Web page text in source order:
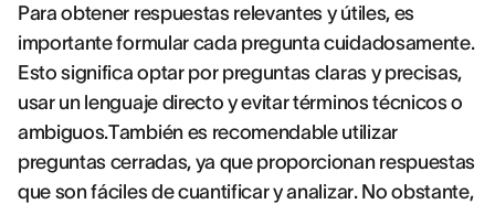
Para obtener respuestas relevantes y útiles, es
importante formular cada pregunta cuidadosamente.
Esto significa optar por preguntas claras y precisas,
usar un lenguaje directo y evitar términos técnicos o
ambiguos.También es recomendable utilizar
preguntas cerradas, ya que proporcionan respuestas
que son fáciles de cuantificar y analizar. No obstante,